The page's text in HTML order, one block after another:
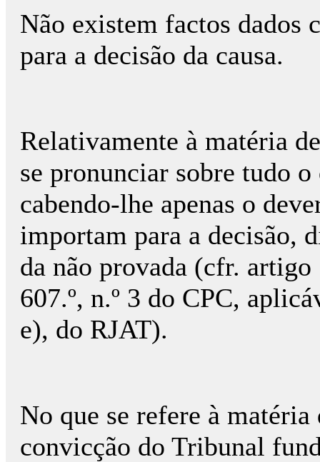
Não existem factos dados
para a decisão da causa.
Relativamente à matéria
se pronunciar sobre tudo
cabendo-lhe apenas o
importam para a decisão,
da não provada (cfr. artigo
607.º, n.º 3 do CPC,
e), do RJAT).
No que se refere à
convicção do Tribunal